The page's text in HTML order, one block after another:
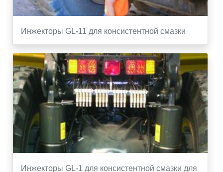
Инжекторы GL-11 для консистентной смазки
Инжекторы GL-1 для консистентной смазки для